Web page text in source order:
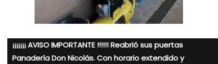
¡¡¡¡¡¡¡ AVISO IMPORTANTE !!!!!! Reabrió sus puertas
Panadería Don Nicolás. Con horario extendido y